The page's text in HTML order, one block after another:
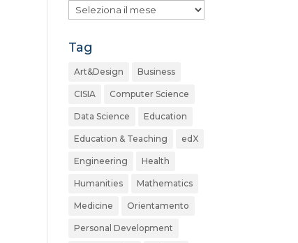
Archivio
Tag
Art&Design Business
CISIA Computer Science
Data Science Education
Education & Teaching edX
Engineering Health
Humanities Mathematics
Medicine Orientamento
Personal Development